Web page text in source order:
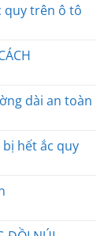
quy trên ô tô
dài an toàn
hết ắc quy